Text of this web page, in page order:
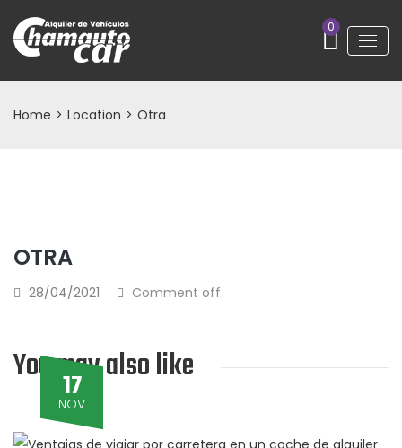
0
Home > Location > Otra
OTRA
28/04/2021 Comment off
You may also like
17
NOV